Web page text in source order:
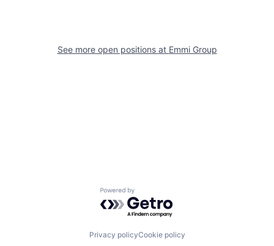
See more open positions at Emmi Group
Powered by Getro.com
Privacy policyCookie policy